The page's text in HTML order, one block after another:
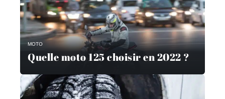
MOTO
Quelle moto 125 choisir en 2022 ?